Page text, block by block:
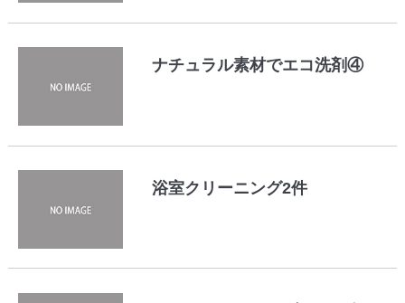
ナチュラル素材でエコ洗剤④
浴室クリーニング2件